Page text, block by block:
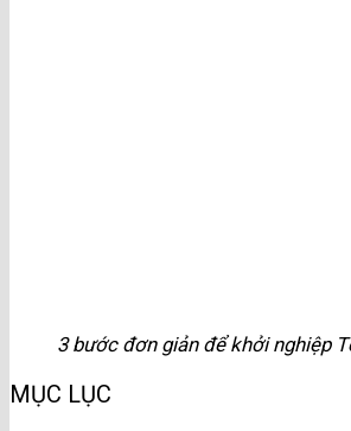
3 bước đơn giản để khởi nghiệp
MỤC LỤC